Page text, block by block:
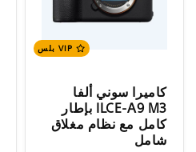
كاميرا سوني ألفا
ILCE-A9 M3 بإطار
كامل مع نظام مغلاق
شامل